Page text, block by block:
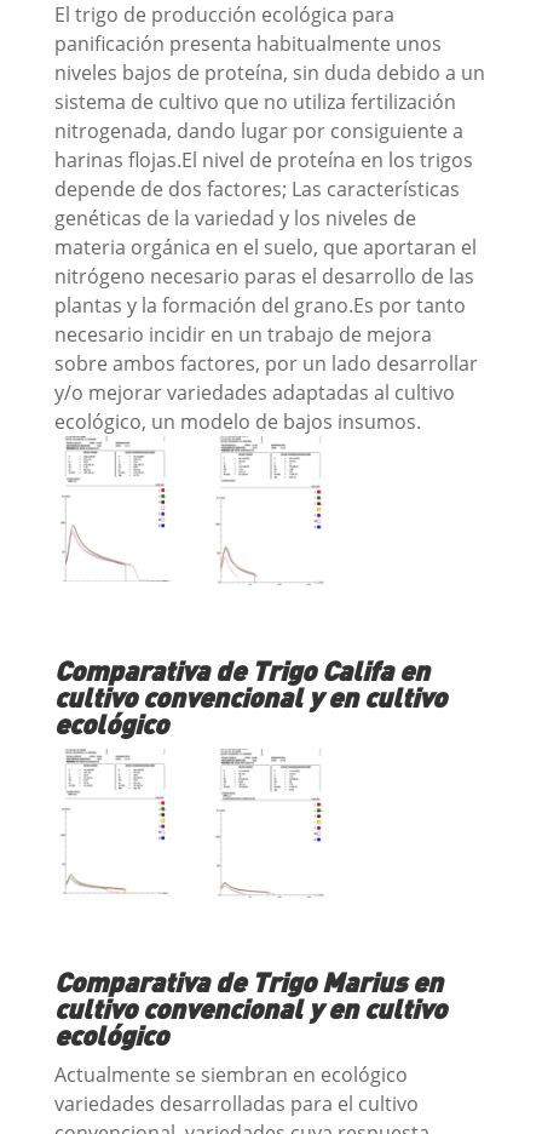
El trigo de producción ecológica para
panificación presenta habitualmente unos
niveles bajos de proteína, sin duda debido a un
sistema de cultivo que no utiliza fertilización
nitrogenada, dando lugar por consiguiente a
harinas flojas.El nivel de proteína en los trigos
depende de dos factores; Las características
genéticas de la variedad y los niveles de
materia orgánica en el suelo, que aportaran el
nitrógeno necesario paras el desarrollo de las
plantas y la formación del grano.Es por tanto
necesario incidir en un trabajo de mejora
sobre ambos factores, por un lado desarrollar
y/o mejorar variedades adaptadas al cultivo
ecológico, un modelo de bajos insumos.
Comparativa de Trigo Califa en
cultivo convencional y en cultivo
ecológico
Comparativa de Trigo Marius en
cultivo convencional y en cultivo
ecológico
Actualmente se siembran en ecológico
variedades desarrolladas para el cultivo